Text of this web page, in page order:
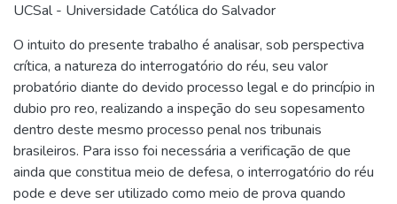
UCSal - Universidade Católica do Salvador
O intuito do presente trabalho é analisar, sob perspectiva
crítica, a natureza do interrogatório do réu, seu valor
probatório diante do devido processo legal e do princípio in
dubio pro reo, realizando a inspeção do seu sopesamento
dentro deste mesmo processo penal nos tribunais
brasileiros. Para isso foi necessária a verificação de que
ainda que constitua meio de defesa, o interrogatório do réu
pode e deve ser utilizado como meio de prova quando